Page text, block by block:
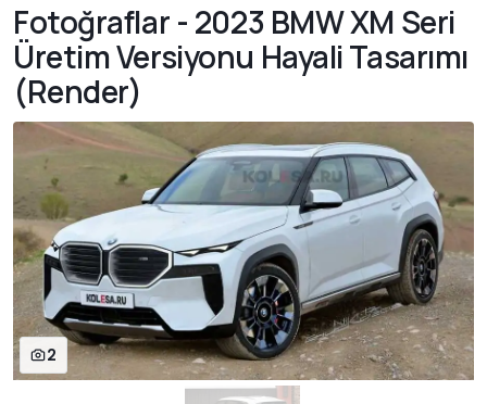
Fotoğraflar - 2023 BMW XM Seri
Üretim Versiyonu Hayali Tasarımı
(Render)
2